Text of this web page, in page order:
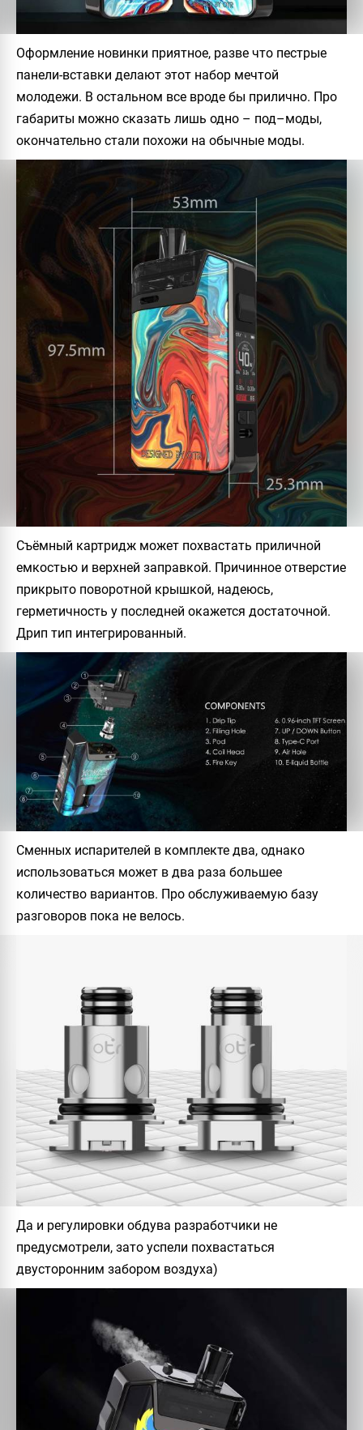
Оформление новинки приятное, разве что пестрые
панели-вставки делают этот набор мечтой
молодежи. В остальном все вроде бы прилично. Про
габариты можно сказать лишь одно – под–моды,
окончательно стали похожи на обычные моды.
Съёмный картридж может похвастать приличной
емкостью и верхней заправкой. Причинное отверстие
прикрыто поворотной крышкой, надеюсь,
герметичность у последней окажется достаточной.
Дрип тип интегрированный.
Сменных испарителей в комплекте два, однако
использоваться может в два раза большее
количество вариантов. Про обслуживаемую базу
разговоров пока не велось.
Да и регулировки обдува разработчики не
предусмотрели, зато успели похвастаться
двусторонним забором воздуха)